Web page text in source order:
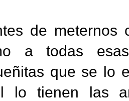
de meternos
a todas
que se lo
lo tienen las